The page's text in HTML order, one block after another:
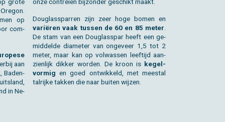
grote
op
com­
aan
Baden-
in Ne­
onze con­trei­en bij­zon­der ge­schikt maakt.
Dou­g­las­spar­ren zijn zeer hoge bomen en
variëren vaak tus­sen de 60 en 85 meter.
De stam van een Dou­g­las­spar heeft een ge­
mid­del­de dia­me­ter van on­ge­veer 1,5 tot 2
meter, maar kan op vol­was­sen leef­tijd aan­
zien­lijk dik­ker wor­den. De kroon is ke­gel­
vor­mig en goed ont­wik­keld, met mee­st­al
tal­rij­ke tak­ken die naar bui­ten wij­zen.